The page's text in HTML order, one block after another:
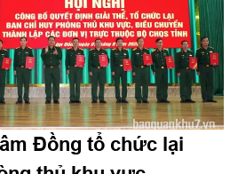
Đồng tổ chức lại